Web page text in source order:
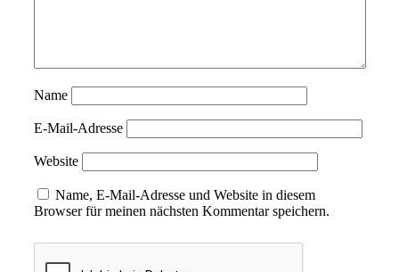
Name
E-Mail-Adresse
Website
Name, E-Mail-Adresse und Website in diesem
Browser für meinen nächsten Kommentar speichern.